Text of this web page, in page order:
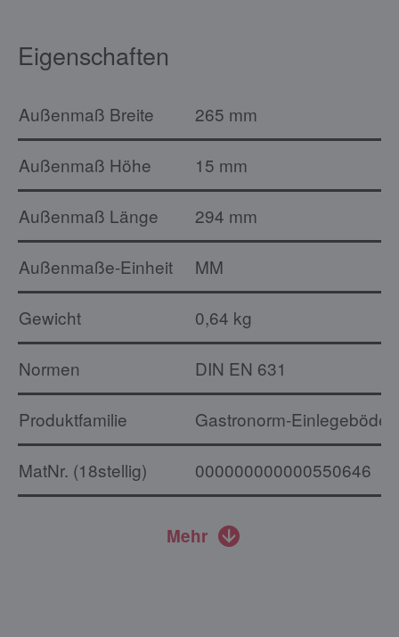
Eigenschaften
Außenmaß Breite 265 mm
Außenmaß Höhe 15 mm
Außenmaß Länge 294 mm
Außenmaße-Einheit MM
Gewicht 0,64 kg
Normen DIN EN 631
Produktfamilie Gastronorm-Einlegeböden
MatNr. (18stellig) 000000000000550646
Mehr